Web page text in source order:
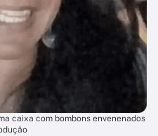
caixa com bombons envenenados